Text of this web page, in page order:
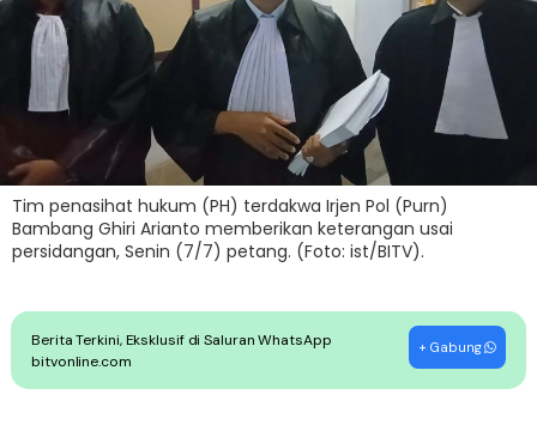
Tim penasihat hukum (PH) terdakwa Irjen Pol (Purn)
Bambang Ghiri Arianto memberikan keterangan usai
persidangan, Senin (7/7) petang. (Foto: ist/BITV).
Berita Terkini, Eksklusif di Saluran WhatsApp
bitvonline.com
+ Gabung